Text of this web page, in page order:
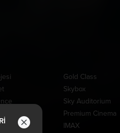
Sonu
Gold Class
Skybox
Sky Auditorium
Premium Cinema
IMAX